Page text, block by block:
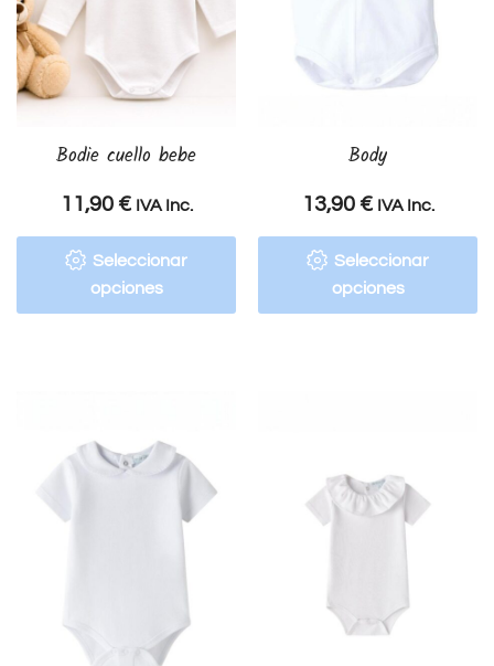
Bodie cuello bebe
11,90 € IVA Inc.
Seleccionar
opciones
Body
13,90 € IVA Inc.
Seleccionar
opciones